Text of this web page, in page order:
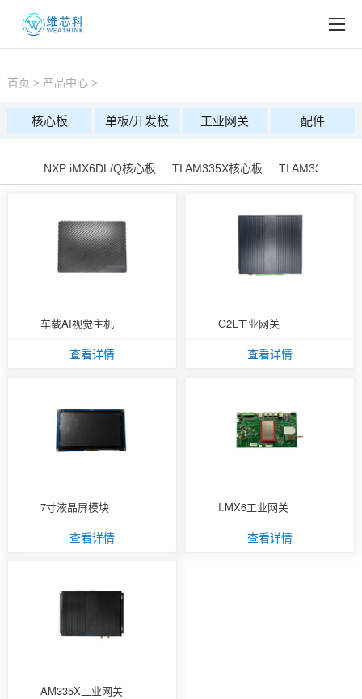
服务与支持
EN
首页 > 产品中心>
核心板 单板/开发板 工业网关 配件
NXP iMX6DL/Q核心板 TI AM335X核心板 TI AM335X插座
车载AI视觉主机
查看详情
G2L工业网关
查看详情
7寸液晶屏模块
查看详情
I.MX6工业网关
查看详情
AM335X工业网关